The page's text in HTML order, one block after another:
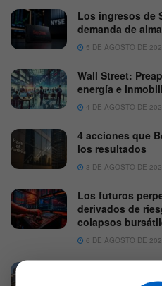
Los ingresos de
demanda de
5 DE AGOSTO DE
Wall Street:
energía e
4 DE AGOSTO DE
4 acciones que
los resultados
3 DE AGOSTO DE
Los futuros
derivados de
colapsos
6 DE AGOSTO DE
nuevo CEO